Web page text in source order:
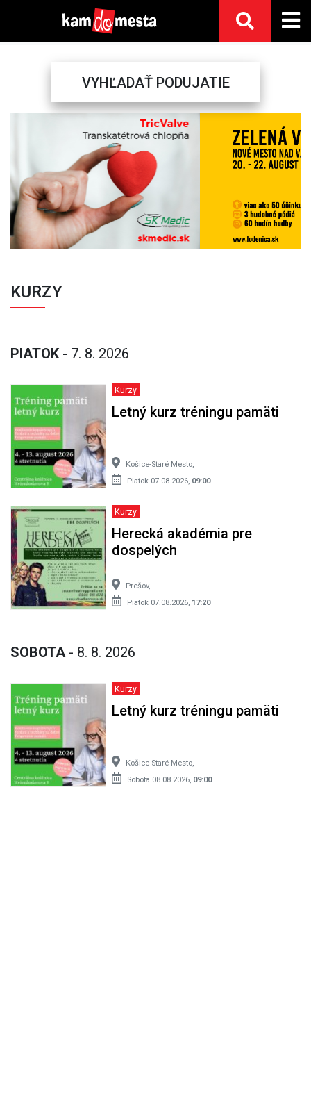
VYHĽADAŤ PODUJATIE
Previous
KURZY
PIATOK - 7. 8. 2026
Kurzy
Letný kurz tréningu pamäti
Košice-Staré Mesto,
Piatok 07.08.2026, 09:00
Kurzy
Herecká akadémia pre
dospelých
Prešov,
Piatok 07.08.2026, 17:20
SOBOTA - 8. 8. 2026
Kurzy
Letný kurz tréningu pamäti
Košice-Staré Mesto,
Sobota 08.08.2026, 09:00